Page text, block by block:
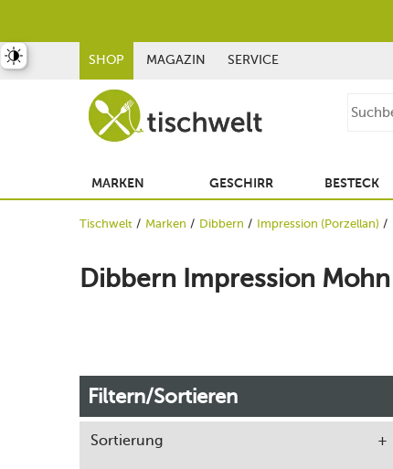
SHOP MAGAZIN SERVICE
MARKEN GESCHIRR BESTECK
Tischwelt Marken Dibbern Impression (Porzellan)
Dibbern Impression Mohn
Filtern/Sortieren
Sortierung
umschalten